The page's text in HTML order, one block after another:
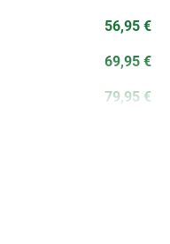
56,95 €
69,95 €
79,95 €